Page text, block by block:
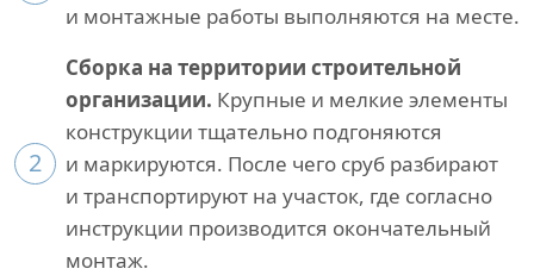
и монтажные работы выполняются на месте.
2
Сборка на территории строительной
организации. Крупные и мелкие элементы
конструкции тщательно подгоняются
и маркируются. После чего сруб разбирают
и транспортируют на участок, где согласно
инструкции производится окончательный
монтаж.